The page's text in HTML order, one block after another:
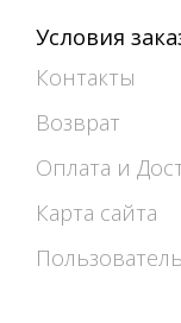
Условия
Контакты
Возврат
Оплата и
Карта сайта